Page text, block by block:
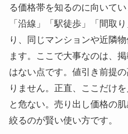
る価格帯を知るのに向いて
「沿線」「駅徒歩」「間取
り、同じマンションや近隣
ます。ここで大事なのは、
はない点です。値引き前提
りません。正直、ここだけ
と危ない。売り出し価格の
絞るのが賢い使い方です。